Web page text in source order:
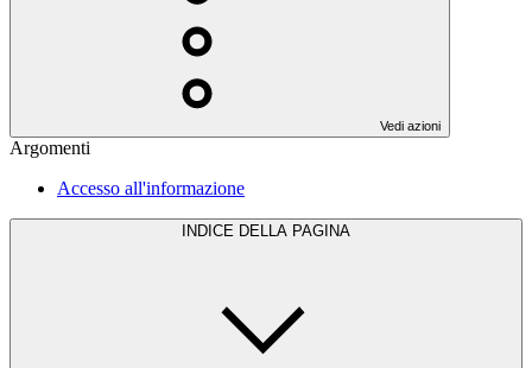
Vedi azioni
Argomenti
Accesso all'informazione
INDICE DELLA PAGINA